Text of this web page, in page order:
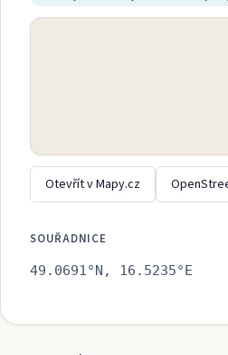
Otevřít v Mapy.cz
SOUŘADNICE
49.0691°N, 16.5235°E